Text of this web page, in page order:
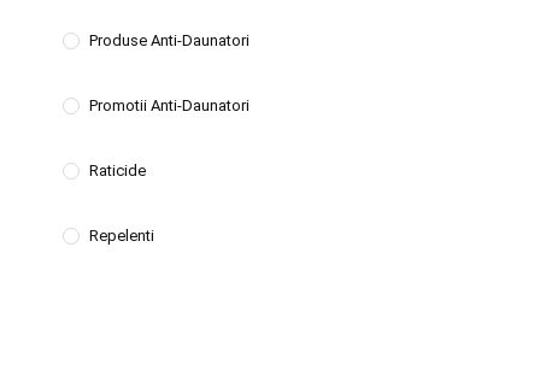
Produse Anti-Daunatori
Promotii Anti-Daunatori
Raticide
Repelenti